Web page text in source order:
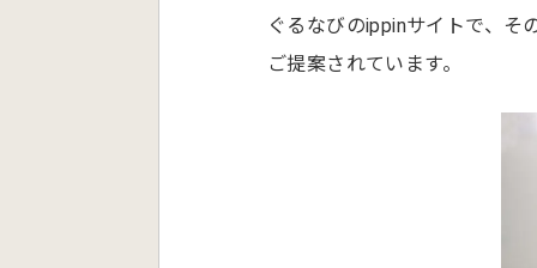
ぐるなびのippinサイトで、そ
ご提案されています。